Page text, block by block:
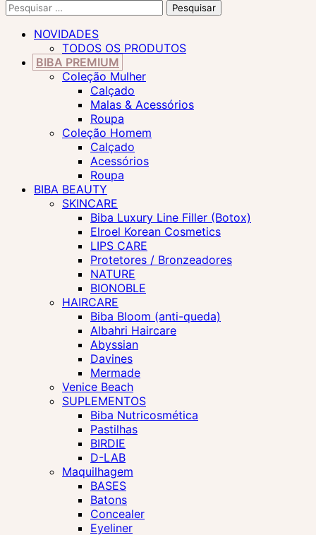
Pesquisar
NOVIDADES
TODOS OS PRODUTOS
BIBA PREMIUM
Coleção Mulher
Calçado
Malas & Acessórios
Roupa
Coleção Homem
Calçado
Acessórios
Roupa
BIBA BEAUTY
SKINCARE
Biba Luxury Line Filler (Botox)
Elroel Korean Cosmetics
LIPS CARE
Protetores / Bronzeadores
NATURE
BIONOBLE
HAIRCARE
Biba Bloom (anti-queda)
Albahri Haircare
Abyssian
Davines
Mermade
Venice Beach
SUPLEMENTOS
Biba Nutricosmética
Pastilhas
BIRDIE
D-LAB
Maquilhagem
BASES
Batons
Concealer
Eyeliner